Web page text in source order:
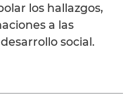
los hallazgos,
a las
social.